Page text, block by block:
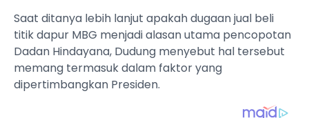
Saat ditanya lebih lanjut apakah dugaan jual beli
titik dapur MBG menjadi alasan utama pencopotan
Dadan Hindayana, Dudung menyebut hal tersebut
memang termasuk dalam faktor yang
dipertimbangkan Presiden.